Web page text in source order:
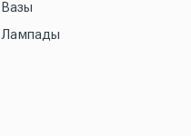
Вазы
Лампады